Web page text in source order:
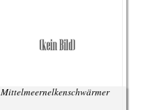
Mittelmeernelkenschwärmer